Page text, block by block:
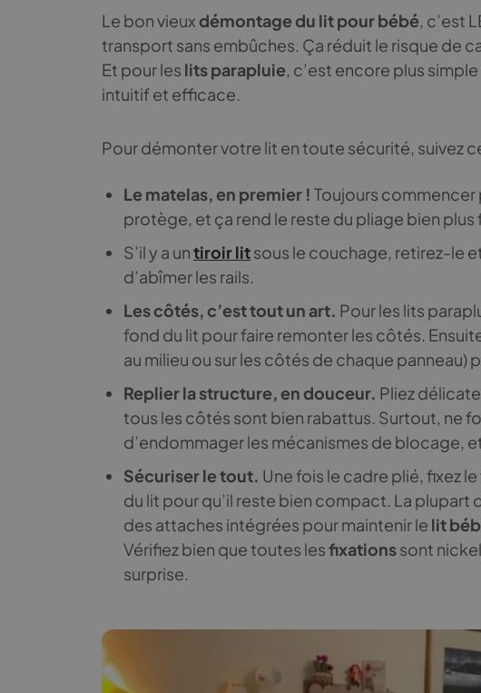
Le bon vieuxdémontage du lit pour bébé, c’est
transport sans embûches. Ça réduit le risque de
Et pour les lits parapluie, c’est encore plus
intuitif et efficace.
Pour démonter votre lit en toute sécurité, suivez
Le matelas, en premier ! Toujours commencer
protège, et ça rend le reste du pliage bien
S’il y a untiroir litsous le couchage, retirez-le
d’abîmer les rails.
Les côtés, c’est tout un art. Pour les lits
fond du lit pour faire remonter les côtés.
au milieu ou sur les côtés de chaque panneau)
Replier la structure, en douceur. Pliez
tous les côtés sont bien rabattus. Surtout, ne
d’endommager les mécanismes de blocage,
Sécuriser le tout. Une fois le cadre plié, fixez
du lit pour qu’il reste bien compact. La plupart
des attaches intégrées pour maintenir le lit
Vérifiez bien que toutes lesfixationssont
surprise.